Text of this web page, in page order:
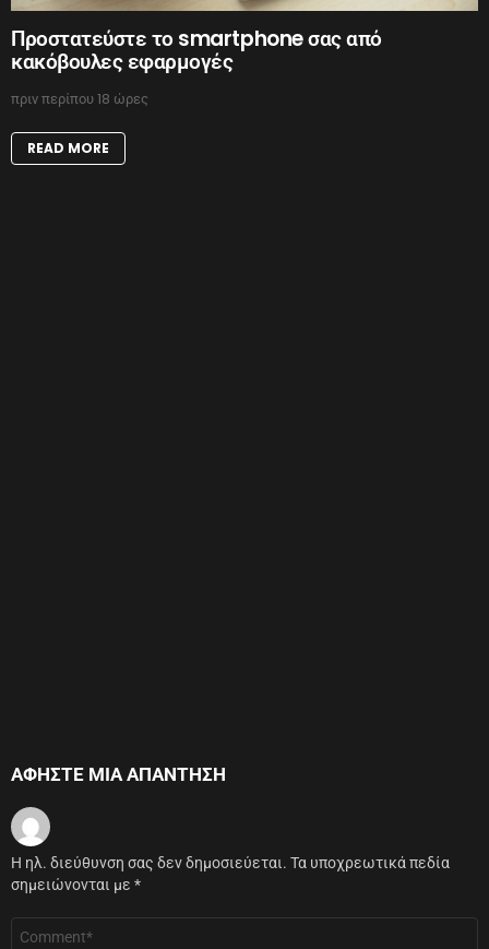
Προστατεύστε το smartphone σας από
κακόβουλες εφαρμογές
πριν περίπου 18 ώρες
READ MORE
ΑΦΉΣΤΕ ΜΙΑ ΑΠΆΝΤΗΣΗ
Η ηλ. διεύθυνση σας δεν δημοσιεύεται. Τα υποχρεωτικά πεδία
σημειώνονται με *
Σχόλιο